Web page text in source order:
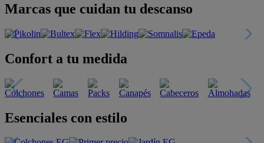
Marcas que cuidan tu descanso
Confort a tu medida
Esenciales con estilo